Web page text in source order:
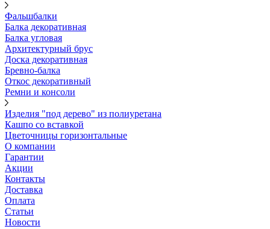
Фальшбалки
Балка декоративная
Балка угловая
Архитектурный брус
Доска декоративная
Бревно-балка
Откос декоративный
Ремни и консоли
Изделия "под дерево" из полиуретана
Кашпо со вставкой
Цветочницы горизонтальные
О компании
Гарантии
Акции
Контакты
Доставка
Оплата
Статьи
Новости